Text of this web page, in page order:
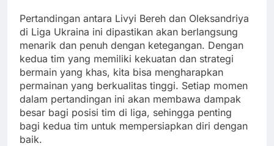
Pertandingan antara Livyi Bereh dan Oleksandriya
di Liga Ukraina ini dipastikan akan berlangsung
menarik dan penuh dengan ketegangan. Dengan
kedua tim yang memiliki kekuatan dan strategi
bermain yang khas, kita bisa mengharapkan
permainan yang berkualitas tinggi. Setiap momen
dalam pertandingan ini akan membawa dampak
besar bagi posisi tim di liga, sehingga penting
bagi kedua tim untuk mempersiapkan diri dengan
baik.